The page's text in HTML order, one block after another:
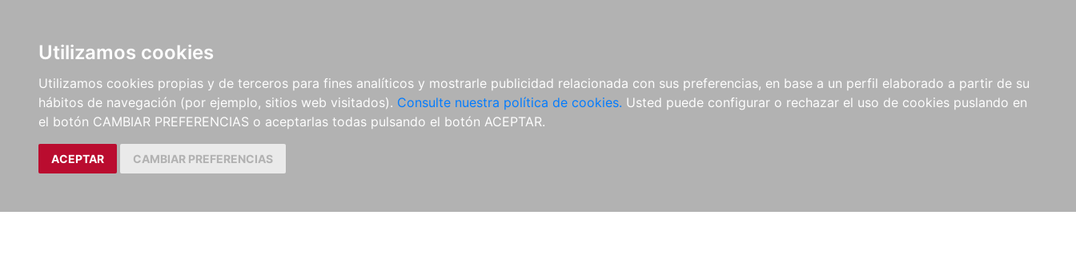
Utilizamos cookies
Utilizamos cookies propias y de terceros para fines analíticos y mostrarle publicidad relacionada con sus preferencias, en base a un perfil elaborado a partir de su
hábitos de navegación (por ejemplo, sitios web visitados). Consulte nuestra política de cookies. Usted puede configurar o rechazar el uso de cookies puslando en
el botón CAMBIAR PREFERENCIAS o aceptarlas todas pulsando el botón ACEPTAR.
ACEPTAR CAMBIAR PREFERENCIAS